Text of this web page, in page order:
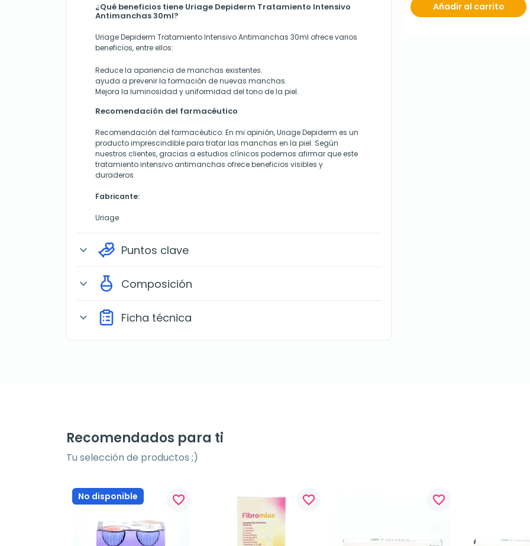
¿Qué beneficios tiene Uriage Depiderm Tratamiento Intensivo
Antimanchas 30ml?
Uriage Depiderm Tratamiento Intensivo Antimanchas 30ml ofrece varios
beneficios, entre ellos:
Reduce la apariencia de manchas existentes.
ayuda a prevenir la formación de nuevas manchas.
Mejora la luminosidad y uniformidad del tono de la piel.
Recomendación del farmacéutico
Recomendación del farmacéutico: En mi opinión, Uriage Depiderm es un
producto imprescindible para tratar las manchas en la piel. Según
nuestros clientes, gracias a estudios clínicos podemos afirmar que este
tratamiento intensivo antimanchas ofrece beneficios visibles y
duraderos.
Fabricante:
Uriage
expand_more Puntos clave
expand_more Composición
expand_more Ficha técnica
Añadir al carrito
Recomendados para ti
Tu selección de productos ;)
No disponible favorite_border favorite_border favorite_border